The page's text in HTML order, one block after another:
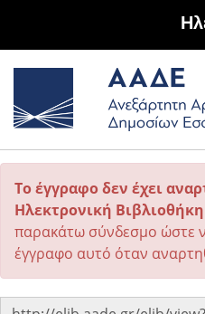
Το έγγραφο δεν έχει
Ηλεκτρονική
παρακάτω σύνδεσμο ώστε
έγγραφο αυτό όταν